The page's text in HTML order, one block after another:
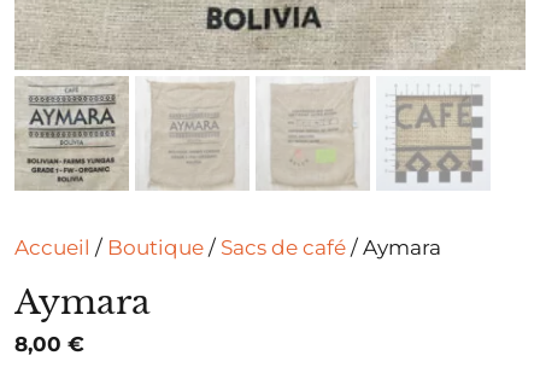
Accueil / Boutique / Sacs de café / Aymara
Aymara
8,00 €